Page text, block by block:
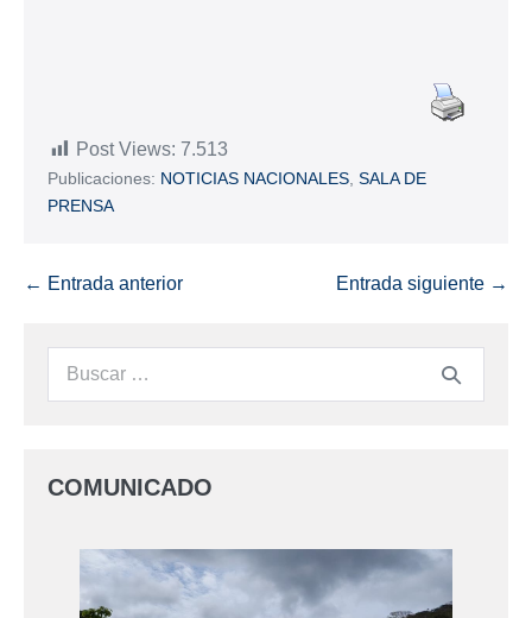
Post Views: 7.513
Publicaciones: NOTICIAS NACIONALES SALA DE
PRENSA
← Entrada anterior Entrada siguiente →
COMUNICADO